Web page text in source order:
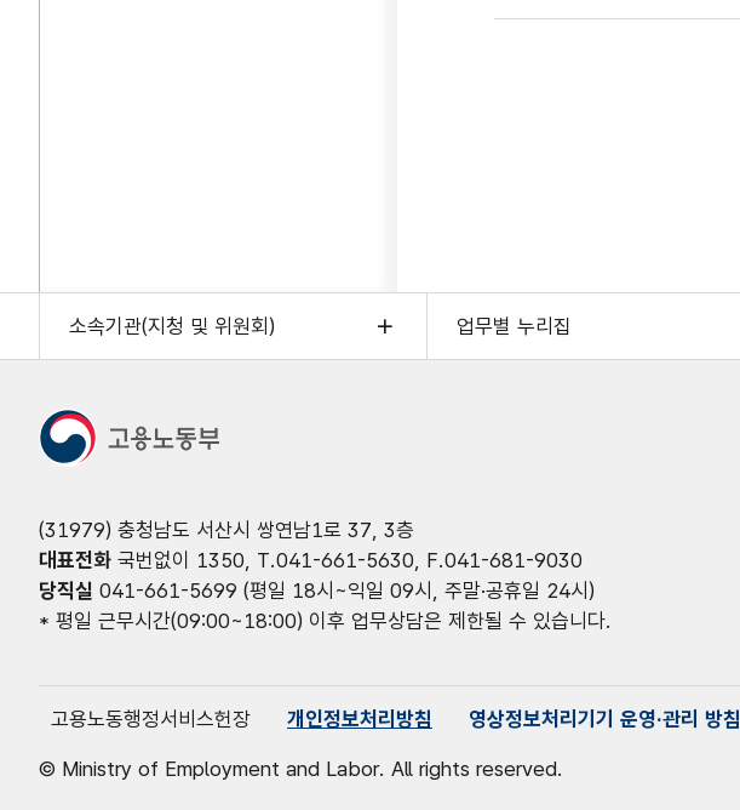
소속기관(지청 및 위원회) 업무별 누리집
(31979) 충청남도 서산시 쌍연남1로 37, 3층
대표전화 국번없이 1350, T.041-661-5630, F.041-681-9030
당직실 041-661-5699 (평일 18시~익일 09시, 주말·공휴일 24시)
* 평일 근무시간(09:00~18:00) 이후 업무상담은 제한될 수 있습니다.
고용노동행정서비스헌장 개인정보처리방침 영상정보처리기기 운영·관리 방침
© Ministry of Employment and Labor. All rights reserved.